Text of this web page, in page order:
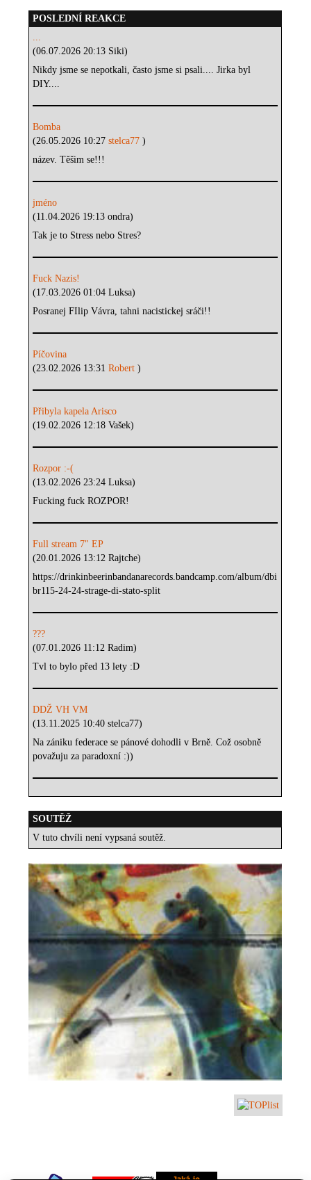
POSLEDNÍ REAKCE
...
(06.07.2026 20:13 Siki)
Nikdy jsme se nepotkali, často jsme si psali.... Jirka byl
DIY....
Bomba
(26.05.2026 10:27stelca77)
název. Těšim se!!!
jméno
(11.04.2026 19:13 ondra)
Tak je to Stress nebo Stres?
Fuck Nazis!
(17.03.2026 01:04 Luksa)
Posranej FIlip Vávra, tahni nacistickej sráči!!
Píčovina
(23.02.2026 13:31Robert)
Přibyla kapela Arisco
(19.02.2026 12:18 Vašek)
Rozpor :-(
(13.02.2026 23:24 Luksa)
Fucking fuck ROZPOR!
Full stream 7" EP
(20.01.2026 13:12 Rajtche)
https://drinkinbeerinbandanarecords.bandcamp.com/album/dbi
br115-24-24-strage-di-stato-split
???
(07.01.2026 11:12 Radim)
Tvl to bylo před 13 lety :D
DDŽ VH VM
(13.11.2025 10:40 stelca77)
Na zániku federace se pánové dohodli v Brně. Což osobně
považuju za paradoxní :))
SOUTĚŽ
V tuto chvíli není vypsaná soutěž.